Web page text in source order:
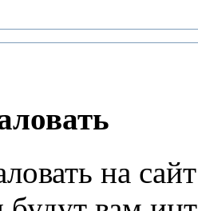
на